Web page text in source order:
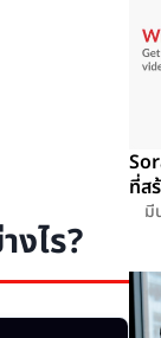
ไร?
ที่ส
มี